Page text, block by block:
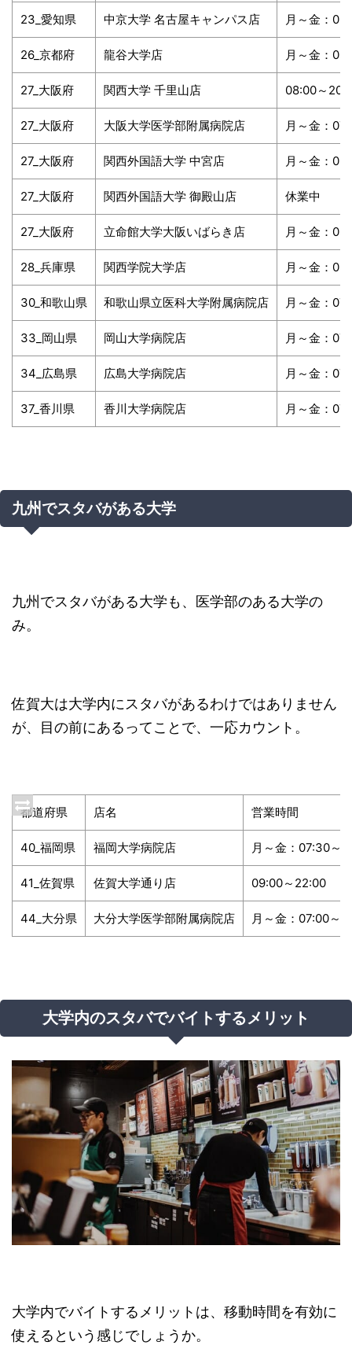
23_愛知県 中京大学 名古屋キャンパス店 月～金：
26_京都府 龍谷大学店 月～金：
27_大阪府 関西大学 千里山店 08:00～
27_大阪府 大阪大学医学部附属病院店 月～金：
27_大阪府 関西外国語大学 中宮店 月～金：
27_大阪府 関西外国語大学 御殿山店 休業中
27_大阪府 立命館大学大阪いばらき店 月～金：
28_兵庫県 関西学院大学店 月～金：
30_和歌山県 和歌山県立医科大学附属病院店 月～金：
33_岡山県 岡山大学病院店 月～金：
34_広島県 広島大学病院店 月～金：
37_香川県 香川大学病院店 月～金：
九州でスタバがある大学
九州でスタバがある大学も、医学部のある大学の
み。
佐賀大は大学内にスタバがあるわけではありません
が、目の前にあるってことで、一応カウント。
都道府県 店名 営業時間
40_福岡県 福岡大学病院店 月～金：07:30～
41_佐賀県 佐賀大学通り店 09:00～22:00
44_大分県 大分大学医学部附属病院店 月～金：07:00～
大学内のスタバでバイトするメリット
大学内でバイトするメリットは、移動時間を有効に
使えるという感じでしょうか。